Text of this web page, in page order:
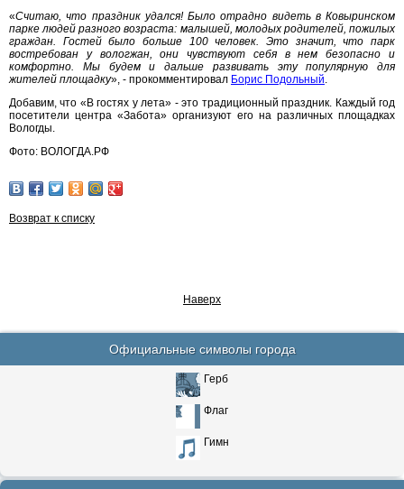
«Считаю, что праздник удался! Было отрадно видеть в Ковыринском
парке людей разного возраста: малышей, молодых родителей, пожилых
граждан. Гостей было больше 100 человек. Это значит, что парк
востребован у вологжан, они чувствуют себя в нем безопасно и
комфортно. Мы будем и дальше развивать эту популярную для
жителей площадку», - прокомментировал Борис Подольный.
Добавим, что «В гостях у лета» - это традиционный праздник. Каждый год
посетители центра «Забота» организуют его на различных площадках
Вологды.
Фото: ВОЛОГДА.РФ
Возврат к списку
Наверх
Официальные символы города
Герб
Флаг
Гимн